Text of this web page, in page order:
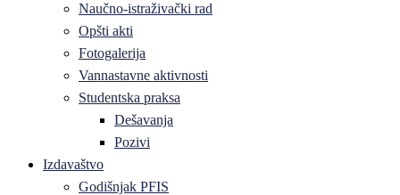
Naučno-istraživački rad
Opšti akti
Fotogalerija
Vannastavne aktivnosti
Studentska praksa
Dešavanja
Pozivi
Izdavaštvo
Godišnjak PFIS